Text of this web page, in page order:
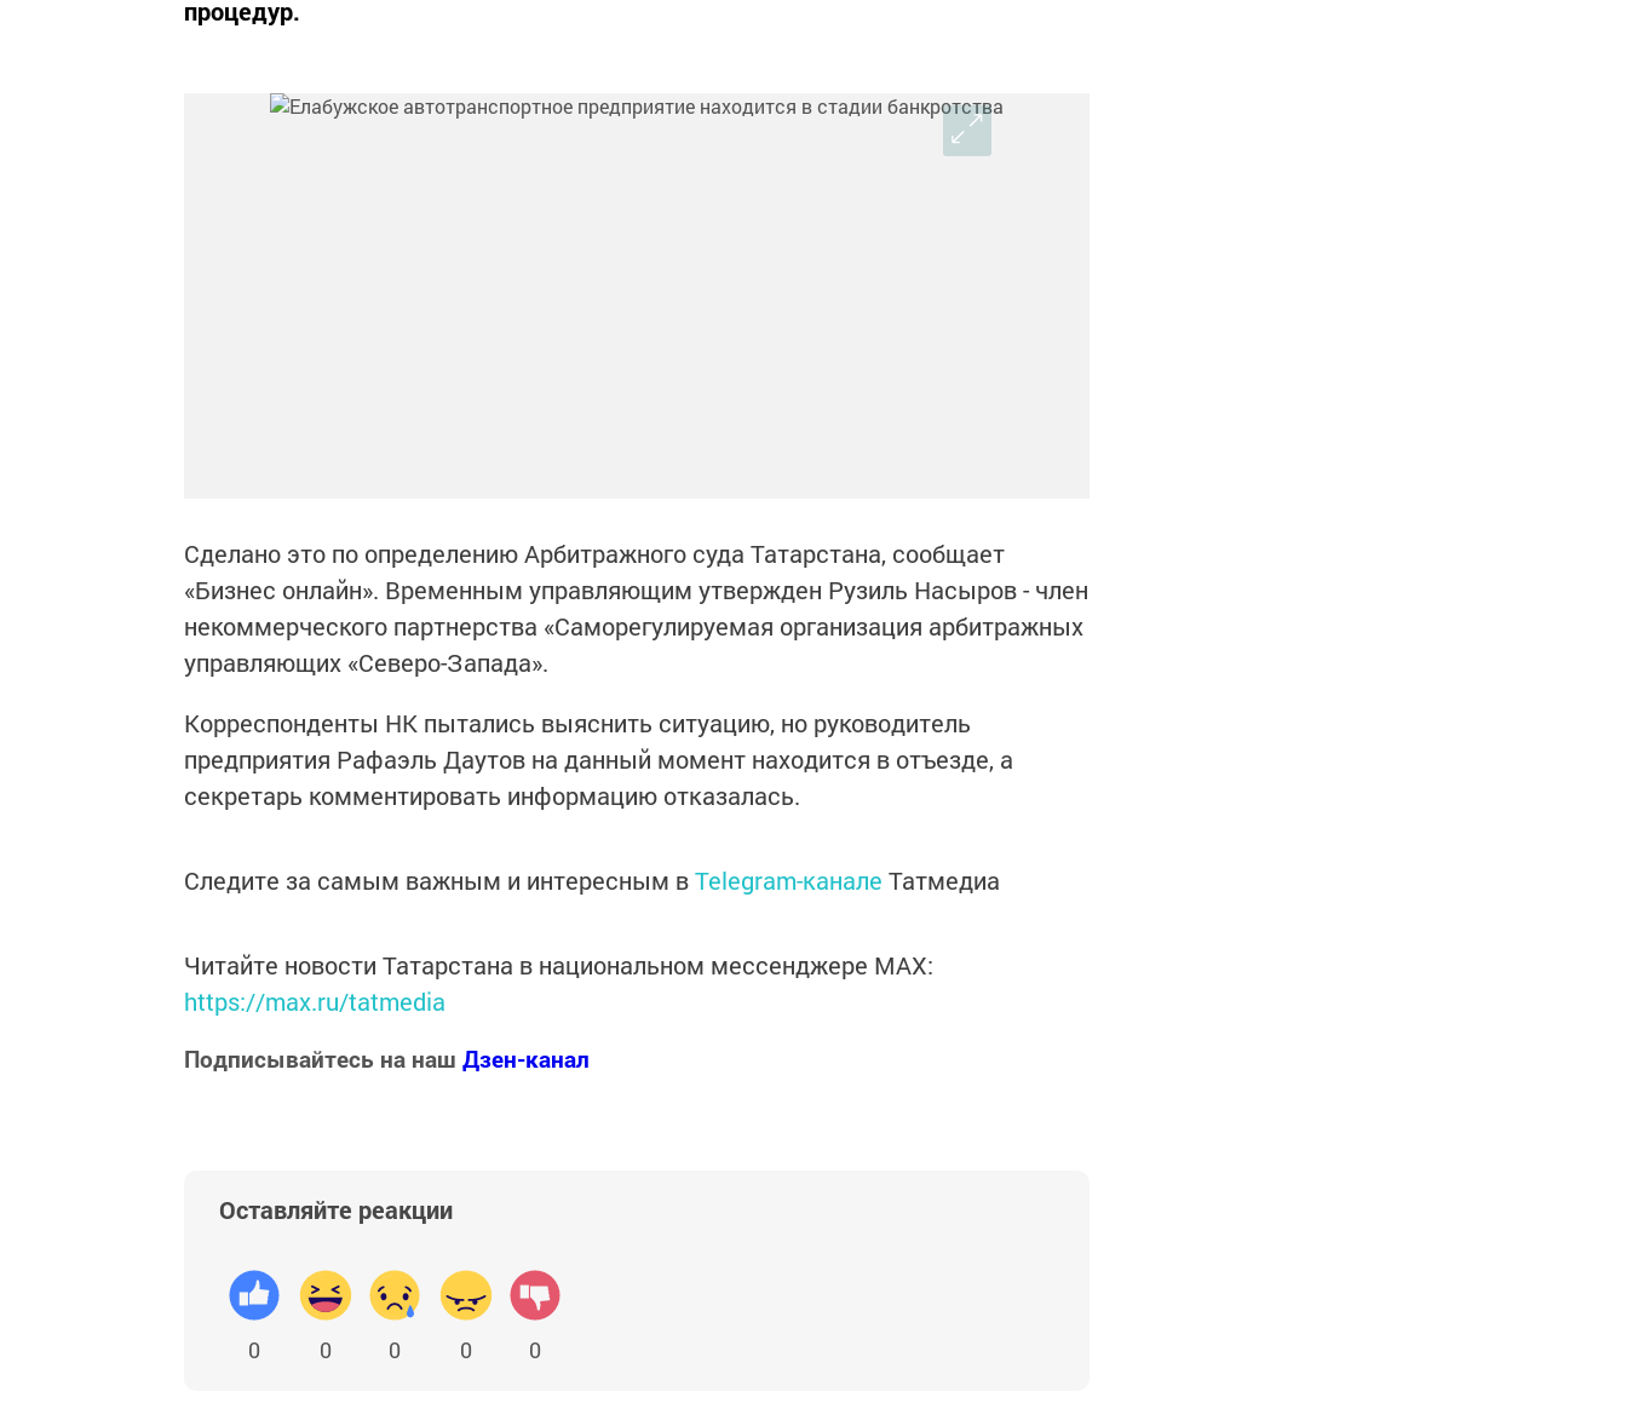
процедур.
Сделано это по определению Арбитражного суда Татарстана, сообщает
«Бизнес онлайн». Временным управляющим утвержден Рузиль Насыров - член
некоммерческого партнерства «Саморегулируемая организация арбитражных
управляющих «Северо-Запада».
Корреспонденты НК пытались выяснить ситуацию, но руководитель
предприятия Рафаэль Даутов на данный момент находится в отъезде, а
секретарь комментировать информацию отказалась.
Следите за самым важным и интересным вTelegram-канале Татмедиа
Читайте новости Татарстана в национальном мессенджере MАХ:
https://max.ru/tatmedia
Подписывайтесь на наш Дзен-канал
Оставляйте реакции
0 0 0 0 0